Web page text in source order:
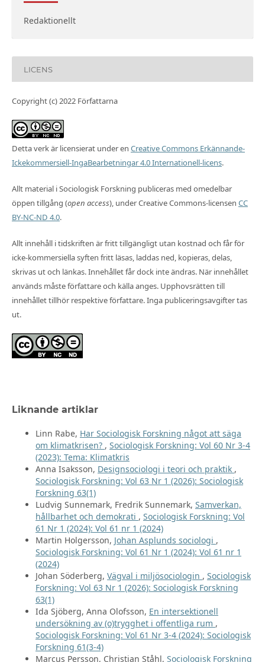
Redaktionellt
LICENS
Copyright (c) 2022 Författarna
Detta verk är licensierat under en Creative Commons Erkännande-
Ickekommersiell-IngaBearbetningar 4.0 Internationell-licens.
Allt material i Sociologisk Forskning publiceras med omedelbar
öppen tillgång (open access), under Creative Commons-licensen CC
BY-NC-ND 4.0.
Allt innehåll i tidskriften är fritt tillgängligt utan kostnad och får för
icke-kommersiella syften fritt läsas, laddas ned, kopieras, delas,
skrivas ut och länkas. Innehållet får dock inte ändras. När innehållet
används måste författare och källa anges. Upphovsrätten till
innehållet tillhör respektive författare. Inga publiceringsavgifter tas
ut.
Liknande artiklar
Linn Rabe, Har Sociologisk Forskning något att säga
om klimatkrisen? , Sociologisk Forskning: Vol 60 Nr 3-4
(2023): Tema: Klimatkris
Anna Isaksson, Designsociologi i teori och praktik ,
Sociologisk Forskning: Vol 63 Nr 1 (2026): Sociologisk
Forskning 63(1)
Ludvig Sunnemark, Fredrik Sunnemark, Samverkan,
hållbarhet och demokrati , Sociologisk Forskning: Vol
61 Nr 1 (2024): Vol 61 nr 1 (2024)
Martin Holgersson, Johan Asplunds sociologi ,
Sociologisk Forskning: Vol 61 Nr 1 (2024): Vol 61 nr 1
(2024)
Johan Söderberg, Vägval i miljösociologin , Sociologisk
Forskning: Vol 63 Nr 1 (2026): Sociologisk Forskning
63(1)
Ida Sjöberg, Anna Olofsson, En intersektionell
undersökning av (o)trygghet i offentliga rum ,
Sociologisk Forskning: Vol 61 Nr 3-4 (2024): Sociologisk
Forskning 61(3-4)
Marcus Persson, Christian Ståhl, Sociologisk Forskning